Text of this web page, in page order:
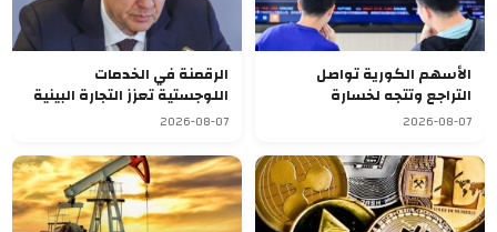
الأسهم الكورية تواصل
التراجع وتتجه لخسارة
أسبوعية سابعة
2026-08-07
الرقمنة في الخدمات
اللوجستية تعزز التجارة البينية
في الاتحاد الأوراسي
2026-08-07